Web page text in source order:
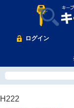
ログイン
H222